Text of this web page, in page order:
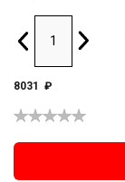
8031 ₽